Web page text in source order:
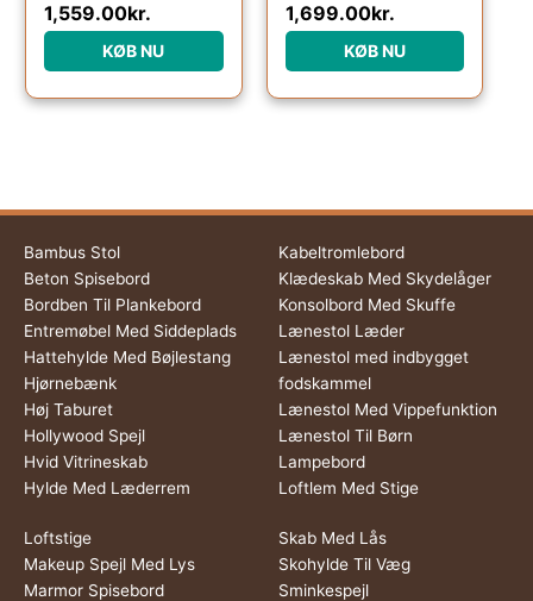
1,559.00kr.
KØB NU
1,699.00kr.
KØB NU
Bambus Stol
Beton Spisebord
Bordben Til Plankebord
Entremøbel Med Siddeplads
Hattehylde Med Bøjlestang
Hjørnebænk
Høj Taburet
Hollywood Spejl
Hvid Vitrineskab
Hylde Med Læderrem
Kabeltromlebord
Klædeskab Med Skydelåger
Konsolbord Med Skuffe
Lænestol Læder
Lænestol med indbygget
fodskammel
Lænestol Med Vippefunktion
Lænestol Til Børn
Lampebord
Loftlem Med Stige
Loftstige
Makeup Spejl Med Lys
Marmor Spisebord
Skab Med Lås
Skohylde Til Væg
Sminkespejl